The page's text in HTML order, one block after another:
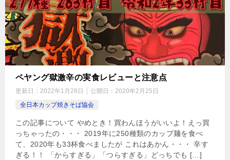
ペヤング獄激辛の実食レビューと注意点
更新日： 2022年1月28日 公開日： 2020年2月25日
全日本カップ焼きそば協会
この記事について やめとき！買わんほうがいいよ！えっ買
っちゃったの・・・ 2019年に250種類のカップ麺を食べ
て、2020年も33杯食べましたが これはあかん・・・ 辛す
ぎる！！ 「からすぎる」「つらすぎる」どっちでも […]